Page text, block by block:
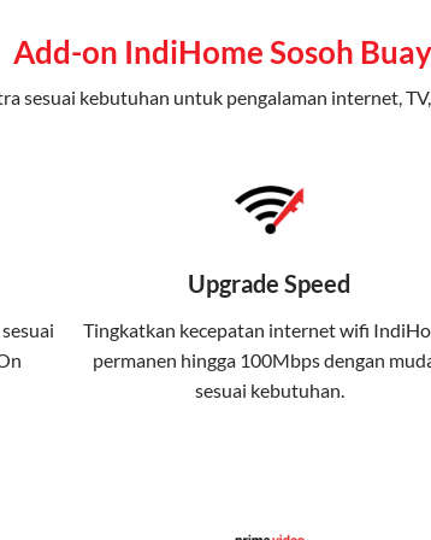
dari IndiHome yang menggabungkan internet,
telepon dalam satu langganan.
Mbps untuk aktivitas online tanpa hambatan.
termasuk fitur replay dan on-demand.
internet, TV, dan telepon rumah,
Telkomsel One menggabungkan
Add-on IndiHome Sosoh
sesuai kebutuhan untuk pengalaman internet,
Upgrade Speed
Tingkatkan kecepatan internet wifi
permanen hingga 100Mbps dengan
sesuai kebutuhan.